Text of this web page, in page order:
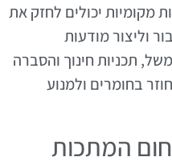
מקומיות יכולים לחזק את
וליצור מודעות
תכניות חינוך והסברה
בחומרים ולמנוע
המתכות